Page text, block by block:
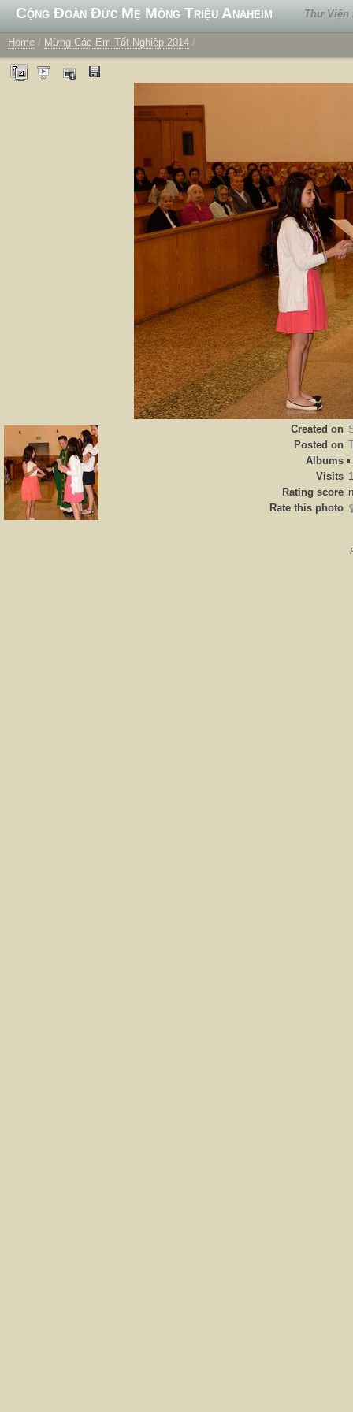
Cộng Đoàn Đức Mẹ Mông Triệu Anaheim Thư Viện
Home / Mừng Các Em Tốt Nghiệp 2014 /
Created on
Posted on
Albums
Visits
Rating score
Rate this photo